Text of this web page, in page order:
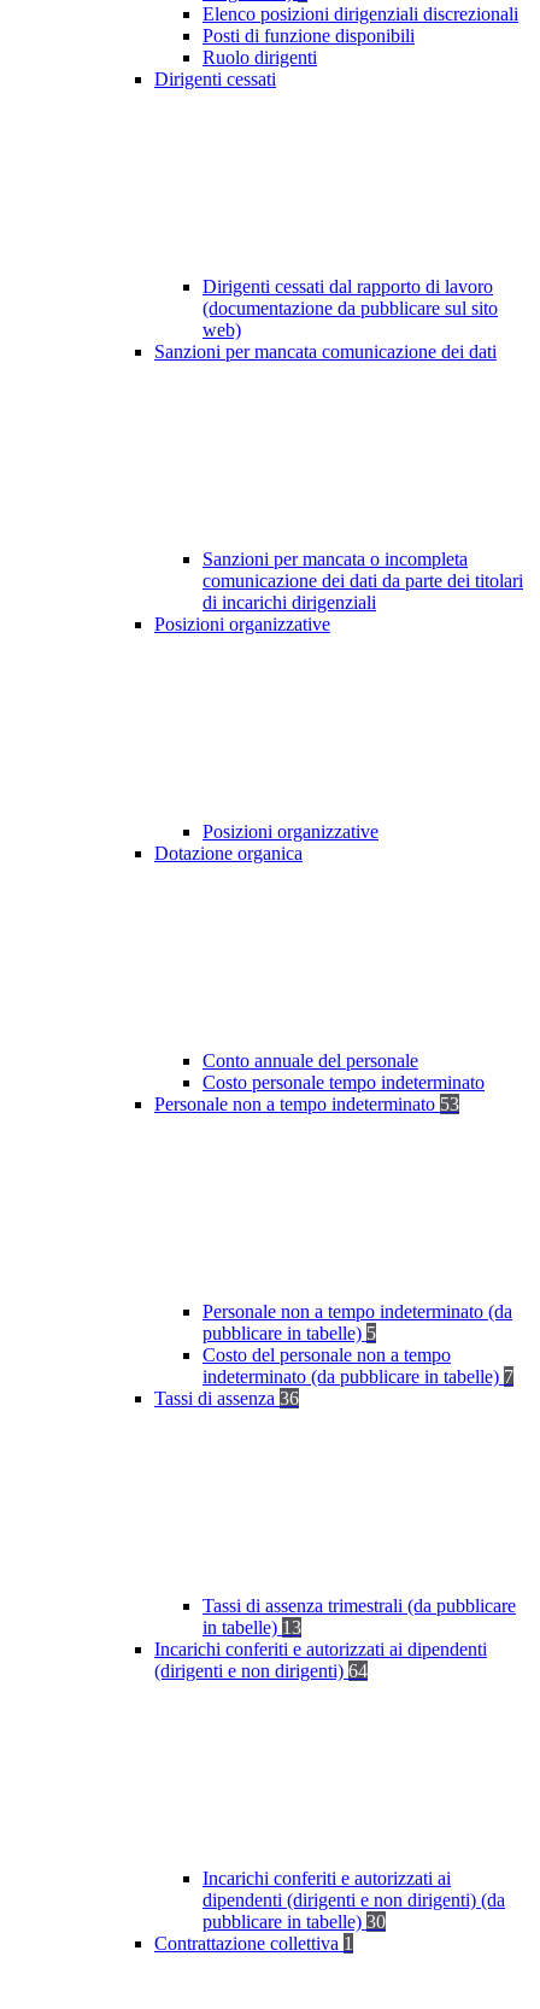
Elenco posizioni dirigenziali discrezionali
Posti di funzione disponibili
Ruolo dirigenti
Dirigenti cessati
Dirigenti cessati dal rapporto di lavoro
(documentazione da pubblicare sul sito
web)
Sanzioni per mancata comunicazione dei dati
Sanzioni per mancata o incompleta
comunicazione dei dati da parte dei titolari
di incarichi dirigenziali
Posizioni organizzative
Posizioni organizzative
Dotazione organica
Conto annuale del personale
Costo personale tempo indeterminato
Personale non a tempo indeterminato 53
Personale non a tempo indeterminato (da
pubblicare in tabelle) 5
Costo del personale non a tempo
indeterminato (da pubblicare in tabelle) 7
Tassi di assenza 36
Tassi di assenza trimestrali (da pubblicare
in tabelle) 13
Incarichi conferiti e autorizzati ai dipendenti
(dirigenti e non dirigenti) 64
Incarichi conferiti e autorizzati ai
dipendenti (dirigenti e non dirigenti) (da
pubblicare in tabelle) 30
Contrattazione collettiva 1